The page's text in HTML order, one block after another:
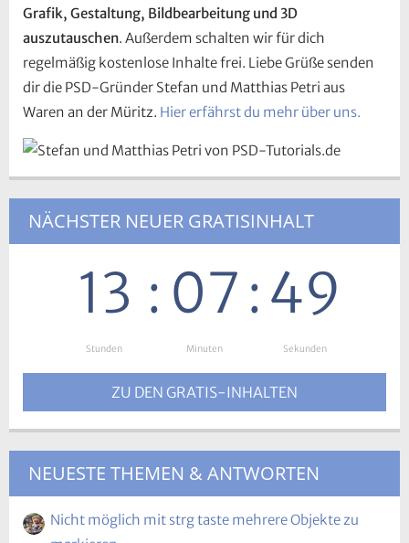
Grafik, Gestaltung, Bildbearbeitung und 3D
auszutauschen. Außerdem schalten wir für dich
regelmäßig kostenlose Inhalte frei. Liebe Grüße senden
dir die PSD-Gründer Stefan und Matthias Petri aus
Waren an der Müritz. Hier erfährst du mehr über uns.
NÄCHSTER NEUER GRATISINHALT
13
Stunden
: 07
Minuten
:48
Sekunden
ZU DEN GRATIS-INHALTEN
NEUESTE THEMEN & ANTWORTEN
Nicht möglich mit strg taste mehrere Objekte zu